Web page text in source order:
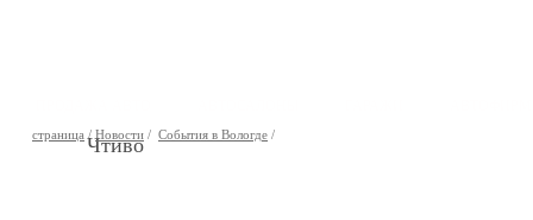
страница / Новости / События в Вологде /
Чтиво